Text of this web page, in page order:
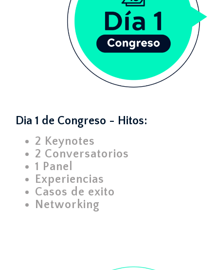
Dia 1 de Congreso - Hitos:
2 Keynotes
2 Conversatorios
1 Panel
Experiencias
Casos de exito
Networking